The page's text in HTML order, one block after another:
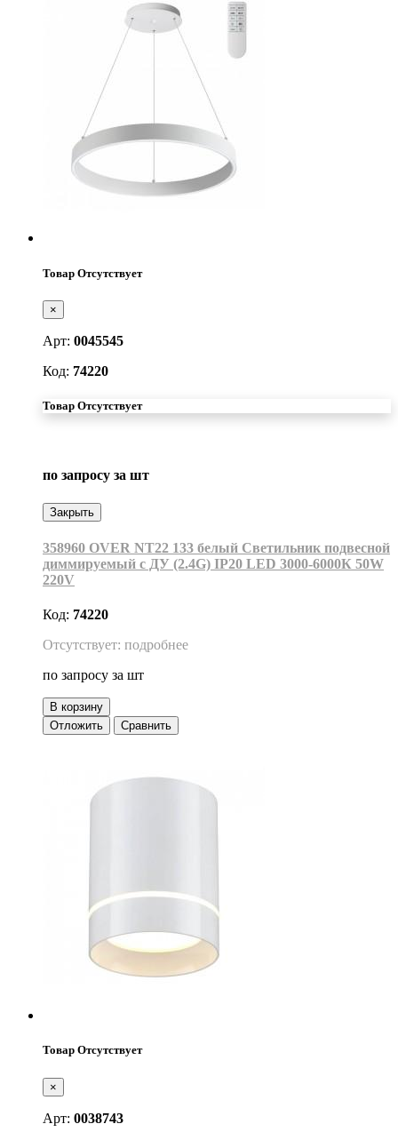
Товар Отсутствует
×
Арт: 0045545
Код: 74220
Товар Отсутствует
по запросу за шт
Закрыть
358960 OVER NT22 133 белый Светильник подвесной
диммируемый с ДУ (2.4G) IP20 LED 3000-6000К 50W
220V
Код: 74220
Отсутствует: подробнее
по запросу за шт
В корзину
Отложить
Сравнить
Товар Отсутствует
×
Арт: 0038743